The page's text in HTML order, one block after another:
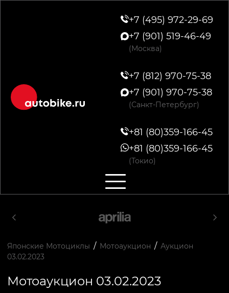
+7 (495) 972-29-69
+7 (901) 519-46-49
(Москва)
+7 (812) 970-75-38
+7 (901) 970-75-38
(Санкт-Петербург)
+81 (80)359-166-45
+81 (80)359-166-45
(Токио)
Японские Мотоциклы / Мотоаукцион / Аукцион
03.02.2023
Мотоаукцион 03.02.2023